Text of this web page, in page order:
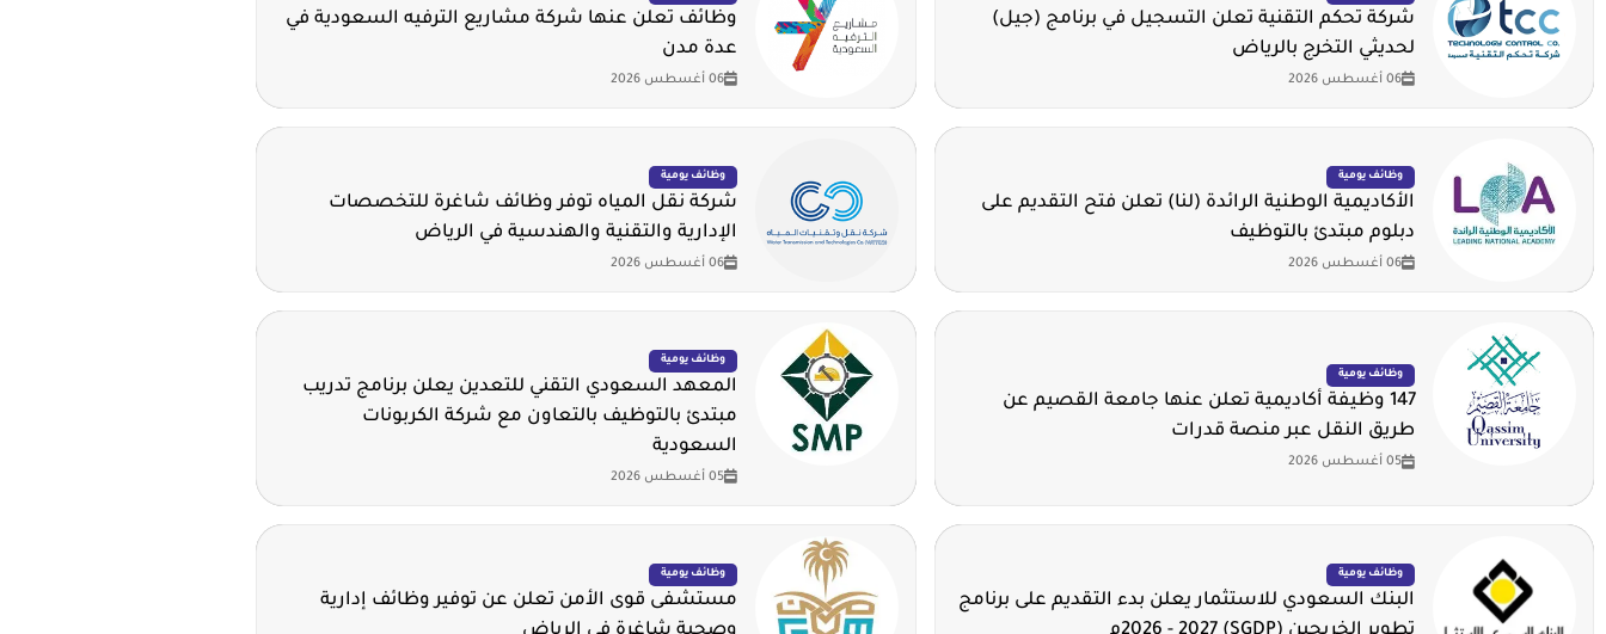
شركة تحكم التقنية تعلن التسجيل في برنامج (جيل)
لحديثي التخرج بالرياض
06 أغسطس 2026
وظائف تعلن عنها شركة مشاريع الترفيه السعودية في
عدة مدن
06 أغسطس 2026
وظائف يومية
الأكاديمية الوطنية الرائدة (لنا) تعلن فتح التقديم على
دبلوم مبتدئ بالتوظيف
06 أغسطس 2026
وظائف يومية
شركة نقل المياه توفر وظائف شاغرة للتخصصات
الإدارية والتقنية والهندسية في الرياض
06 أغسطس 2026
وظائف يومية
147 وظيفة أكاديمية تعلن عنها جامعة القصيم عن
طريق النقل عبر منصة قدرات
05 أغسطس 2026
وظائف يومية
المعهد السعودي التقني للتعدين يعلن برنامج تدريب
مبتدئ بالتوظيف بالتعاون مع شركة الكربونات
السعودية
05 أغسطس 2026
وظائف يومية
البنك السعودي للاستثمار يعلن بدء التقديم على برنامج
وظائف يومية
مستشفى قوى الأمن تعلن عن توفير وظائف إدارية